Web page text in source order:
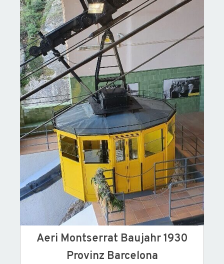
Aeri Montserrat Baujahr 1930
Provinz Barcelona